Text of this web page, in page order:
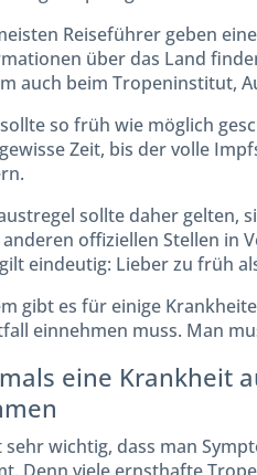
Reiseführer geben
über das Land
auch beim Tropeninstitut,
so früh wie möglich
Zeit, bis der volle
sollte daher gelten,
offiziellen Stellen in
eindeutig: Lieber zu früh
gibt es für einige
einnehmen muss. Man
eine Krankheit
sehr wichtig, dass man